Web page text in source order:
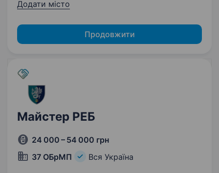
Додати місто
Продовжити
Майстер РЕБ
24 000 – 54 000 грн
37 ОБрМП
Вся Україна